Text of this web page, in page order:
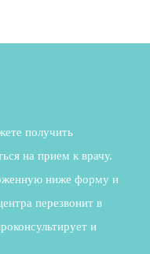
получить
на прием к врачу.
ниже форму и
перезвонит в
и